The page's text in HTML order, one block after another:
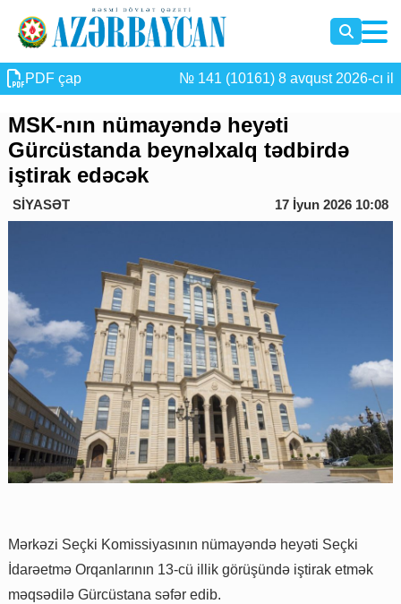
PDF çap № 141 (10161) 8 avqust 2026-cı il
MSK-nın nümayəndə heyəti
Gürcüstanda beynəlxalq tədbirdə
iştirak edəcək
SİYASƏT 17 İyun 2026 10:08
Mərkəzi Seçki Komissiyasının nümayəndə heyəti Seçki
İdarəetmə Orqanlarının 13-cü illik görüşündə iştirak etmək
məqsədilə Gürcüstana səfər edib.